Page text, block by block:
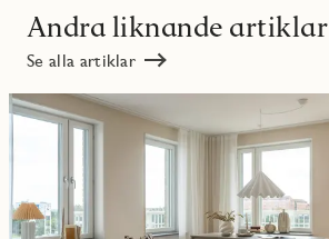
Andra liknande artiklar
Se alla artiklar